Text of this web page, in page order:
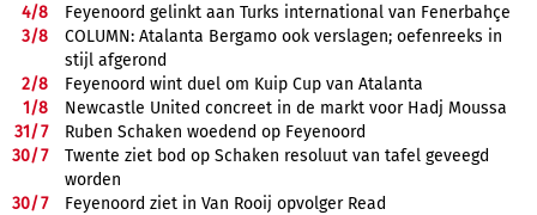
4/8
Feyenoord gelinkt aan Turks international van Fenerbahçe
3/8
COLUMN: Atalanta Bergamo ook verslagen; oefenreeks in
stijl afgerond
2/8
Feyenoord wint duel om Kuip Cup van Atalanta
1/8
Newcastle United concreet in de markt voor Hadj Moussa
31/7
Ruben Schaken woedend op Feyenoord
30/7
Twente ziet bod op Schaken resoluut van tafel geveegd
worden
30/7
Feyenoord ziet in Van Rooij opvolger Read